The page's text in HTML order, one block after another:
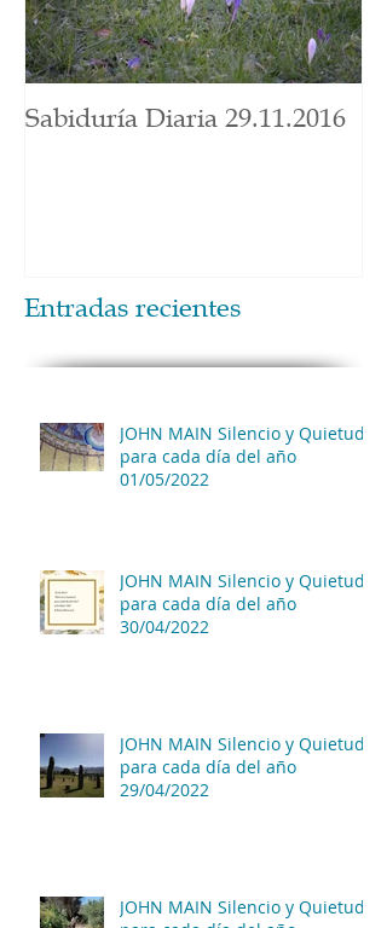
Sabiduría Diaria 29.11.2016
Entradas recientes
JOHN MAIN Silencio y Quietud
para cada día del año
01/05/2022
JOHN MAIN Silencio y Quietud
para cada día del año
30/04/2022
JOHN MAIN Silencio y Quietud
para cada día del año
29/04/2022
JOHN MAIN Silencio y Quietud